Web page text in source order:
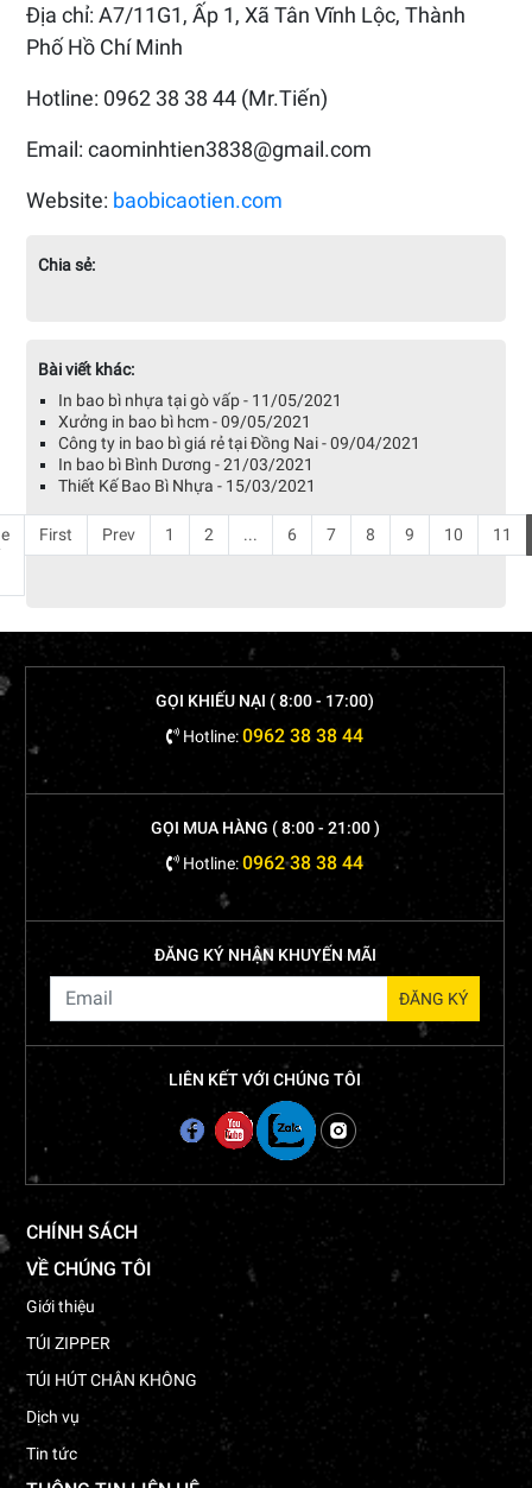
Địa chỉ: A7/11G1, Ấp 1, Xã Tân Vĩnh Lộc, Thành
Phố Hồ Chí Minh
Hotline: 0962 38 38 44 (Mr.Tiến)
Email: caominhtien3838@gmail.com
Website: baobicaotien.com
Chia sẻ:
Bài viết khác:
In bao bì nhựa tại gò vấp - 11/05/2021
Xưởng in bao bì hcm - 09/05/2021
Công ty in bao bì giá rẻ tại Đồng Nai - 09/04/2021
In bao bì Bình Dương - 21/03/2021
Thiết Kế Bao Bì Nhựa - 15/03/2021
First Prev 1 2 ... 6 7 8 9 10 11
GỌI KHIẾU NẠI ( 8:00 - 17:00)
Hotline:0962 38 38 44
GỌI MUA HÀNG ( 8:00 - 21:00 )
Hotline:0962 38 38 44
ĐĂNG KÝ NHẬN KHUYẾN MÃI
LIÊN KẾT VỚI CHÚNG TÔI
CHÍNH SÁCH
VỀ CHÚNG TÔI
Giới thiệu
TÚI ZIPPER
TÚI HÚT CHÂN KHÔNG
Dịch vụ
Tin tức